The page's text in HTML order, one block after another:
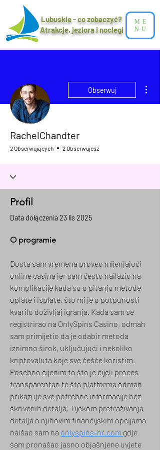
Lubuskie - co zobaczyć?
Atrakcje, jeziora i noclegi​
ME
NU
Obserwuj
RachelChandter
2 Obserwujących 2 Obserwujesz
Profil
Data dołączenia 23 lis 2025
O programie
Dosta sam vremena proveo mijenjajući
online casina jer sam često nailazio na
komplikacije kada su u pitanju metode
uplate i isplate, što mi je u potpunosti
kvarilo doživljaj igranja. Kada sam se
registrirao na OnlySpins Casino, odmah
sam primijetio da je odabir metoda
iznimno širok, uključujući i nekoliko
kriptovaluta koje sve češće koristim.
Posebno cijenim to što je cijeli proces
transparentan te što platforma odmah
prikazuje sve potrebne informacije bez
skrivenih detalja. Tijekom pretraživanja
detalja o njihovim financijskim opcijama
naišao sam na onlyspins-hr.com gdje
sam pronašao jasno objašnjene uvjete